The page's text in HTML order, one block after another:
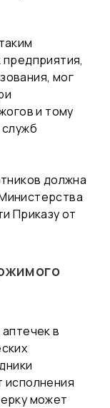
мог
и тому
должна
Приказу от
в
исполнения
может